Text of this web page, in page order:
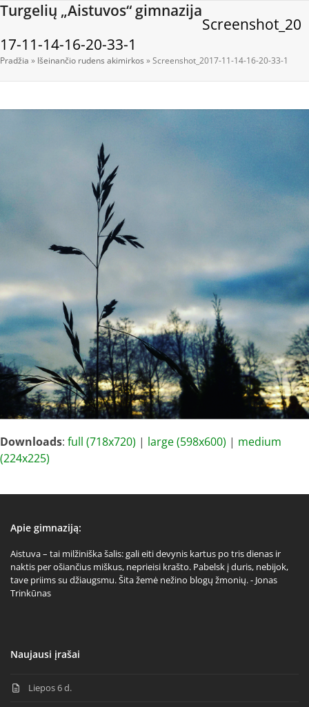
Skip
content
Turgelių „Aistuvos“ gimnazija
Open
menu
Close
menu
Screenshot_20
17-11-14-16-20-33-1
Pradžia » Išeinančio rudens akimirkos »Screenshot_2017-11-14-16-20-33-1
Downloads: full (718x720) | large (598x600) | medium
(224x225)
Apie gimnaziją:
Aistuva – tai milžiniška šalis: gali eiti devynis kartus po tris dienas ir
naktis per ošiančius miškus, neprieisi krašto. Pabelsk į duris, nebijok,
tave priims su džiaugsmu. Šita žemė nežino blogų žmonių. - Jonas
Trinkūnas
Naujausi įrašai
Liepos 6 d.